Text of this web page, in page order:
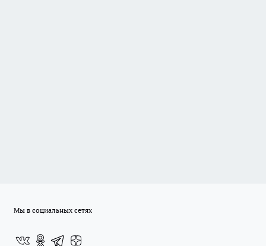
Мы в социальных сетях